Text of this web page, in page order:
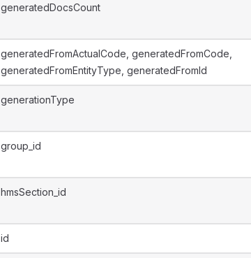
generatedDocsCount
generatedFromActualCode, generatedFromCode,
generatedFromEntityType, generatedFromId
generationType
group_id
hmsSection_id
id